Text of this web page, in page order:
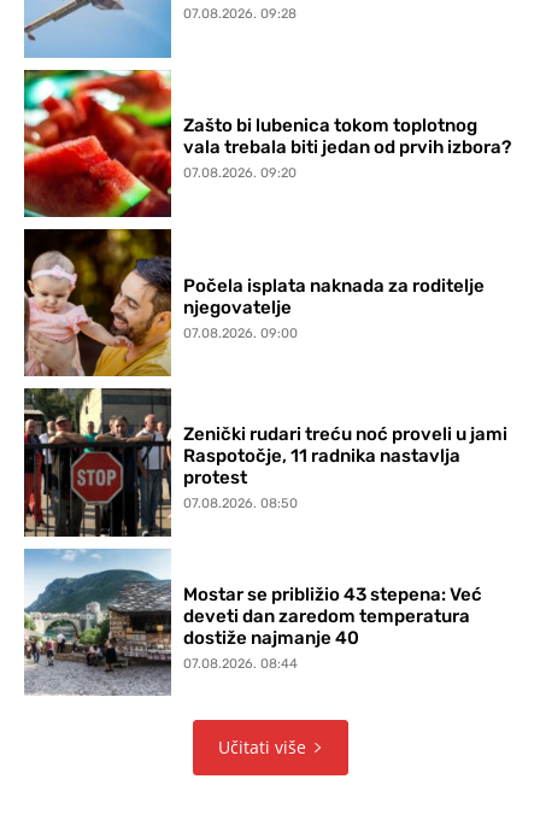
07.08.2026. 09:28
Zašto bi lubenica tokom toplotnog
vala trebala biti jedan od prvih izbora?
07.08.2026. 09:20
Počela isplata naknada za roditelje
njegovatelje
07.08.2026. 09:00
Zenički rudari treću noć proveli u jami
Raspotočje, 11 radnika nastavlja
protest
07.08.2026. 08:50
Mostar se približio 43 stepena: Već
deveti dan zaredom temperatura
dostiže najmanje 40
07.08.2026. 08:44
Učitati više